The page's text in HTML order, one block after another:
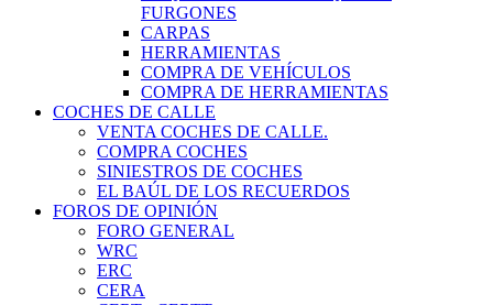
FURGONES
CARPAS
HERRAMIENTAS
COMPRA DE VEHÍCULOS
COMPRA DE HERRAMIENTAS
COCHES DE CALLE
VENTA COCHES DE CALLE.
COMPRA COCHES
SINIESTROS DE COCHES
EL BAÚL DE LOS RECUERDOS
FOROS DE OPINIÓN
FORO GENERAL
WRC
ERC
CERA